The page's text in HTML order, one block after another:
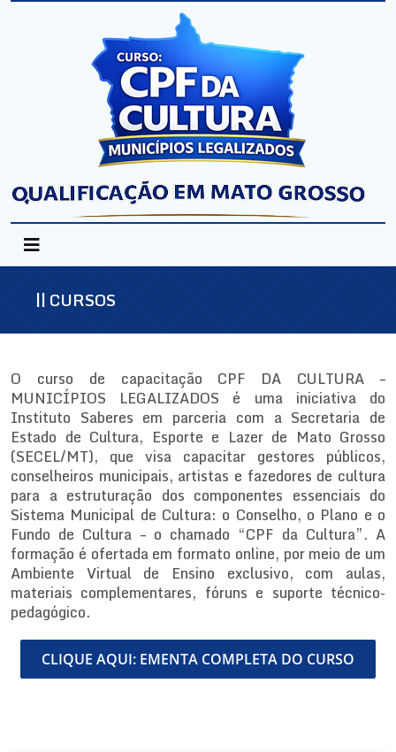
CURSOS
O curso de capacitação CPF DA CULTURA –
MUNICÍPIOS LEGALIZADOS é uma iniciativa do
Instituto Saberes em parceria com a Secretaria de
Estado de Cultura, Esporte e Lazer de Mato Grosso
(SECEL/MT), que visa capacitar gestores públicos,
conselheiros municipais, artistas e fazedores de cultura
para a estruturação dos componentes essenciais do
Sistema Municipal de Cultura: o Conselho, o Plano e o
Fundo de Cultura – o chamado “CPF da Cultura”. A
formação é ofertada em formato online, por meio de um
Ambiente Virtual de Ensino exclusivo, com aulas,
materiais complementares, fóruns e suporte técnico-
pedagógico.
CLIQUE AQUI: EMENTA COMPLETA DO CURSO